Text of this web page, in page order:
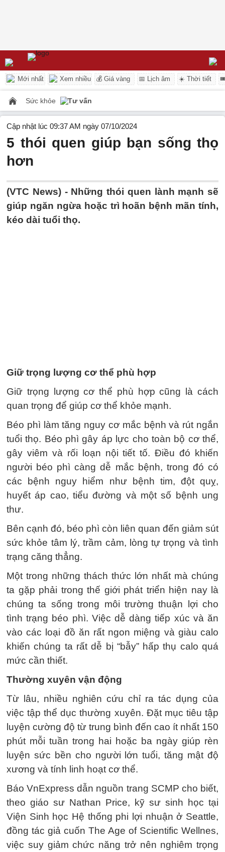
Mới nhất Xem nhiều 💰 Giá vàng 📅 Lịch âm ☀️ Thời tiết
Sức khỏe Tư vấn
Cập nhật lúc 09:37 AM ngày 07/10/2024
5 thói quen giúp bạn sống thọ
hơn
(VTC News) - Những thói quen lành mạnh sẽ
giúp ngăn ngừa hoặc trì hoãn bệnh mãn tính,
kéo dài tuổi thọ.
Giữ trọng lượng cơ thể phù hợp
Giữ trọng lượng cơ thể phù hợp cũng là cách
quan trọng để giúp cơ thể khỏe mạnh.
Béo phì làm tăng nguy cơ mắc bệnh và rút ngắn
tuổi thọ. Béo phì gây áp lực cho toàn bộ cơ thể,
gây viêm và rối loạn nội tiết tố. Điều đó khiến
người béo phì càng dễ mắc bệnh, trong đó có
các bệnh nguy hiểm như bệnh tim, đột quỵ,
huyết áp cao, tiểu đường và một số bệnh ung
thư.
Bên cạnh đó, béo phì còn liên quan đến giảm sút
sức khỏe tâm lý, trầm cảm, lòng tự trọng và tình
trạng căng thẳng.
Một trong những thách thức lớn nhất mà chúng
ta gặp phải trong thế giới phát triển hiện nay là
chúng ta sống trong môi trường thuận lợi cho
tình trạng béo phì. Việc dễ dàng tiếp xúc và ăn
vào các loại đồ ăn rất ngon miệng và giàu calo
khiến chúng ta rất dễ bị “bẫy” hấp thụ calo quá
mức cần thiết.
Thường xuyên vận động
Từ lâu, nhiều nghiên cứu chỉ ra tác dụng của
việc tập thể dục thường xuyên. Đặt mục tiêu tập
luyện cường độ từ trung bình đến cao ít nhất 150
phút mỗi tuần trong hai hoặc ba ngày giúp rèn
luyện sức bền cho người lớn tuổi, tăng mật độ
xương và tính linh hoạt cơ thể.
Báo VnExpress dẫn nguồn trang SCMP cho biết,
theo giáo sư Nathan Price, kỹ sư sinh học tại
Viện Sinh học Hệ thống phi lợi nhuận ở Seattle,
đồng tác giả cuốn The Age of Scientific Wellnes,
việc suy giảm chức năng trở nên nghiêm trọng